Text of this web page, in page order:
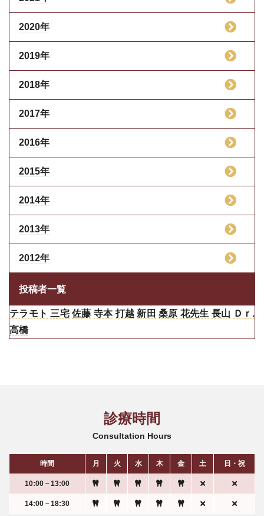
2020年
2019年
2018年
2017年
2016年
2015年
2014年
2013年
2012年
投稿者一覧
テラモト 三宅 佐藤 寺本 打越 新田 桑原 花先生 長山 Ｄｒ.
高橋
診療時間
Consultation Hours
時間 月 火 水 木 金 土 日・祝
10:00－13:00
14:00－18:30